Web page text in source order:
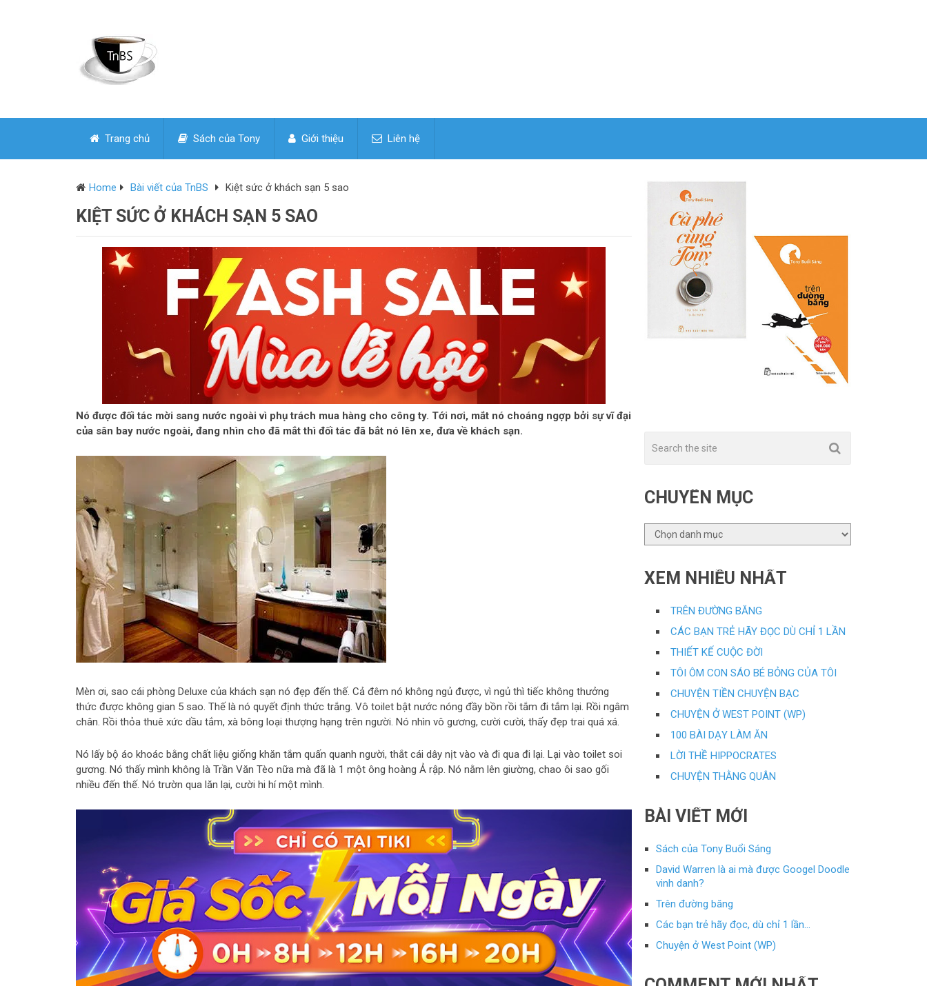
Trang chủ Sách của Tony Giới thiệu Liên hệ
Home Bài viết của TnBS Kiệt sức ở khách sạn 5 sao
KIỆT SỨC Ở KHÁCH SẠN 5 SAO
Nó được đối tác mời sang nước ngoài vì phụ trách mua hàng cho công ty. Tới nơi, mắt nó choáng ngợp bởi sự vĩ đại
của sân bay nước ngoài, đang nhìn cho đã mắt thì đối tác đã bắt nó lên xe, đưa về khách sạn.
Mèn ơi, sao cái phòng Deluxe của khách sạn nó đẹp đến thế. Cả đêm nó không ngủ được, vì ngủ thì tiếc không thưởng
thức được không gian 5 sao. Thế là nó quyết định thức trắng. Vô toilet bật nước nóng đầy bồn rồi tắm đi tắm lại. Rồi ngâm
chân. Rồi thỏa thuê xức dầu tắm, xà bông loại thượng hạng trên người. Nó nhìn vô gương, cười cười, thấy đẹp trai quá xá.
Nó lấy bộ áo khoác bằng chất liệu giống khăn tắm quấn quanh người, thắt cái dây nịt vào và đi qua đi lại. Lại vào toilet soi
gương. Nó thấy mình không là Trần Văn Tèo nữa mà đã là 1 một ông hoàng Ả rập. Nó nằm lên giường, chao ôi sao gối
nhiều đến thế. Nó trườn qua lăn lại, cười hi hí một mình.
CHUYÊN MỤC
CHUYÊN
MỤC
XEM NHIỀU NHẤT
TRÊN ĐƯỜNG BĂNG
CÁC BẠN TRẺ HÃY ĐỌC DÙ CHỈ 1 LẦN
THIẾT KẾ CUỘC ĐỜI
TÔI ÔM CON SÁO BÉ BỎNG CỦA TÔI
CHUYỆN TIỀN CHUYỆN BẠC
CHUYỆN Ở WEST POINT (WP)
100 BÀI DẠY LÀM ĂN
LỜI THỀ HIPPOCRATES
CHUYỆN THẰNG QUÂN
BÀI VIẾT MỚI
Sách của Tony Buổi Sáng
David Warren là ai mà được Googel Doodle
vinh danh?
Trên đường băng
Các bạn trẻ hãy đọc, dù chỉ 1 lần…
Chuyện ở West Point (WP)